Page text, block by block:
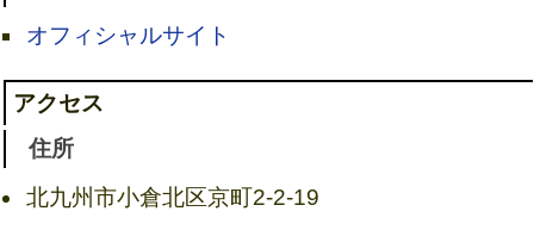
オフィシャルサイト
アクセス
住所
北九州市小倉北区京町2-2-19